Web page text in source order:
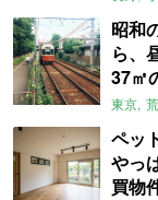
昭和
ら、
37㎡
東京
ペッ
やっ
買物